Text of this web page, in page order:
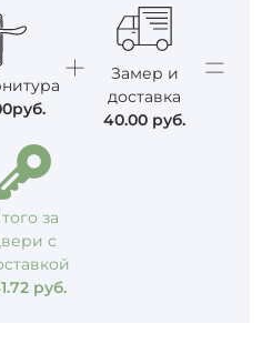
руб.
Замер и
доставка
40.00 руб.
за
с
руб.